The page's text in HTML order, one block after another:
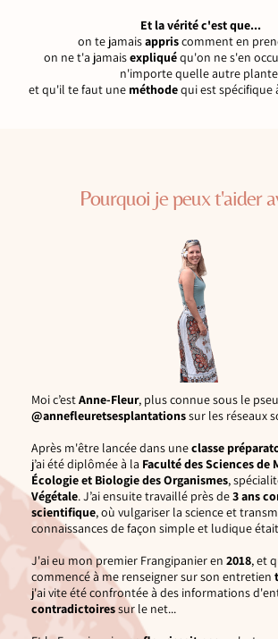
Et la vérité c'est que...
on te jamaisappriscomment en
on ne t'a jamaisexpliquéqu'on ne s'en
n'importe quelle autre
et qu'il te faut une méthodequi est spécifique
Pourquoi je peux t'aider
Moi c’estAnne‑Fleur, plus connue sous le
@annefleuretsesplantationssur les réseaux
Après m'être lancée dans uneclasse
j’ai été diplômée à la Faculté des Sciences de
Écologie et Biologie des Organismes,
Végétale. J’ai ensuite travaillé près de3 ans
scientifique, où vulgariser la science et
connaissances de façon simple et ludique
J'ai eu mon premier Frangipanier en 2018, et
commencé à me renseigner sur son entretien
j'ai vite été confrontée à des informations
contradictoiressur le net...